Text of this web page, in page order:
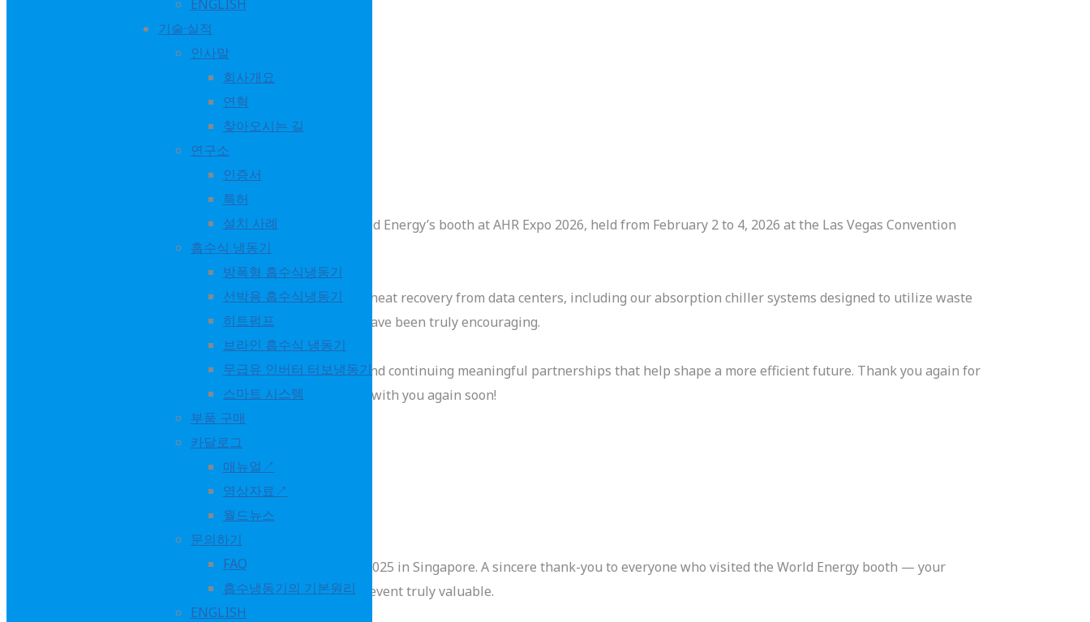
ENGLISH
기술·실적
인사말
회사개요
연혁
찾아오시는 길
연구소
인증서
특허
설치 사례
흡수식 냉동기
방폭형 흡수식냉동기
선박용 흡수식냉동기
히트펌프
브라인 흡수식 냉동기
무급유 인버터 터보냉동기
스마트 시스템
부품 구매
카달로그
매뉴얼↗
영상자료↗
월드뉴스
문의하기
FAQ
흡수냉동기의 기본원리
ENGLISH
We sincerely thank everyone who took the time to visit World Energy’s booth at AHR Expo 2026, held from February 2 to 4, 2026 at the Las Vegas Convention
It was a great pleasure to share our advanced solutions for heat recovery from data centers, including our absorption chiller systems designed to utilize waste
heat efficiently. Your interest and insightful conversations have been truly encouraging.
We are committed to driving sustainable energy solutions and continuing meaningful partnerships that help shape a more efficient future. Thank you again for
your support and interest — we look forward to connecting with you again soon!
We were honored to participate in Data Centre World Asia 2025 in Singapore. A sincere thank-you to everyone who visited the World Energy booth — your
interest, insights, and meaningful conversations made this event truly valuable.